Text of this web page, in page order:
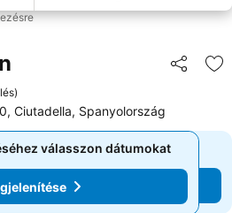
)
Ciutadella, Spanyolország
válasszon dátumokat
válasszon dátumokat